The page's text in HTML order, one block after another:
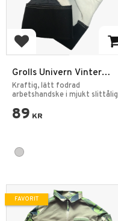
Lägg till i favoriter
Grolls Univern Vinter
Arbetshandskar Nötläder
Kraftig, lätt fodrad
arbetshandske i mjukt slittålig
89 KR
FAVORIT